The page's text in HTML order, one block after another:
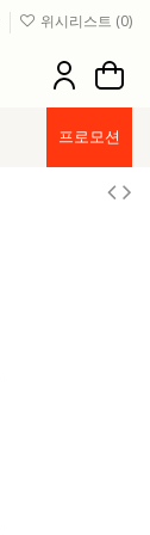
위시리스트 (0)
프로모션